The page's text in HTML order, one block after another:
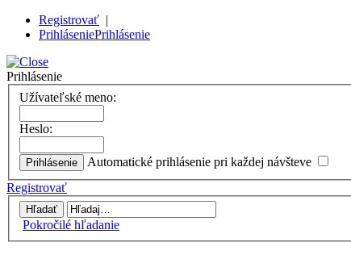
Registrovať |
PrihláseniePrihlásenie
Prihlásenie
Užívateľské meno:
Heslo:
Automatické prihlásenie pri každej návšteve
Registrovať
Pokročilé hľadanie